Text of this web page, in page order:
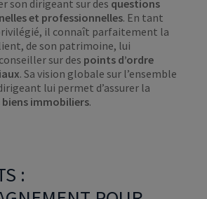
son dirigeant sur des questions
et professionnelles. En tant
il connaît parfaitement la
de son patrimoine, lui
sur des points d’ordre
. Sa vision globale sur l’ensemble
lui permet d’assurer la
immobiliers.
: